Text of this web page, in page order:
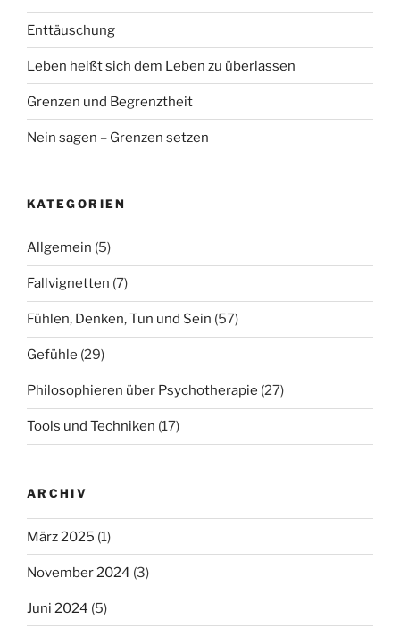
Enttäuschung
Leben heißt sich dem Leben zu überlassen
Grenzen und Begrenztheit
Nein sagen – Grenzen setzen
KATEGORIEN
Allgemein (5)
Fallvignetten (7)
Fühlen, Denken, Tun und Sein (57)
Gefühle (29)
Philosophieren über Psychotherapie (27)
Tools und Techniken (17)
ARCHIV
März 2025 (1)
November 2024 (3)
Juni 2024 (5)